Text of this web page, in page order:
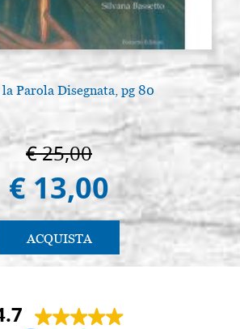
Parola Disegnata, pg 80
€ 25,00
€ 13,00
ACQUISTA